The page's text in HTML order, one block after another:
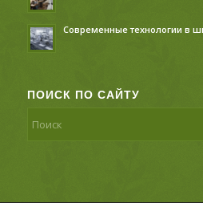
Современные технологии в
ПОИСК ПО САЙТУ